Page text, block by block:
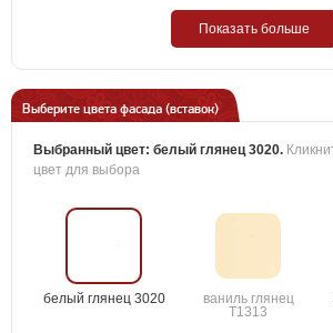
Показать больше
Выберите цвета фасада (вставок)
Выбранный цвет: белый глянец 3020.
цвет для выбора
белый глянец 3020
ваниль глянец
T1313